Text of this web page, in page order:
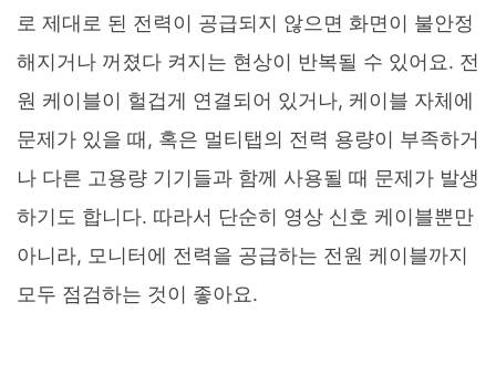
로 제대로 된 전력이 공급되지 않으면 화면이 불안정
해지거나 꺼졌다 켜지는 현상이 반복될 수 있어요. 전
원 케이블이 헐겁게 연결되어 있거나, 케이블 자체에
문제가 있을 때, 혹은 멀티탭의 전력 용량이 부족하거
나 다른 고용량 기기들과 함께 사용될 때 문제가 발생
하기도 합니다. 따라서 단순히 영상 신호 케이블뿐만
아니라, 모니터에 전력을 공급하는 전원 케이블까지
모두 점검하는 것이 좋아요.